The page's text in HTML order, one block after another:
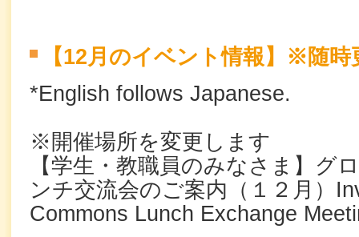
【12月のイベント情報】※随
*English follows Japanese.
※開催場所を変更します
【学生・教職員のみなさま】グ
ンチ交流会のご案内（１２月）
Commons Lunch Exchange